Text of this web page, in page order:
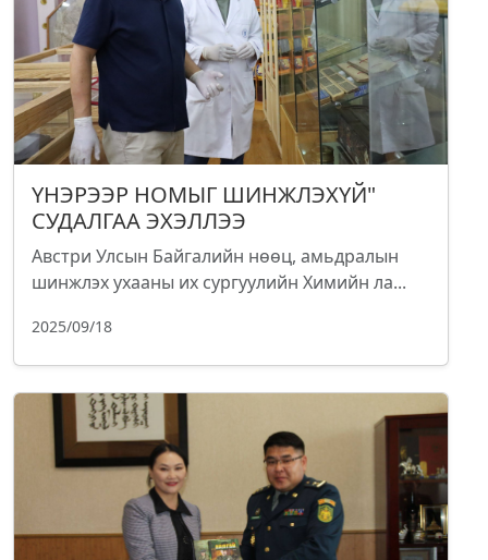
ҮНЭРЭЭР НОМЫГ ШИНЖЛЭХҮЙ"
СУДАЛГАА ЭХЭЛЛЭЭ
Австри Улсын Байгалийн нөөц, амьдралын
шинжлэх ухааны их сургуулийн Химийн ла...
2025/09/18